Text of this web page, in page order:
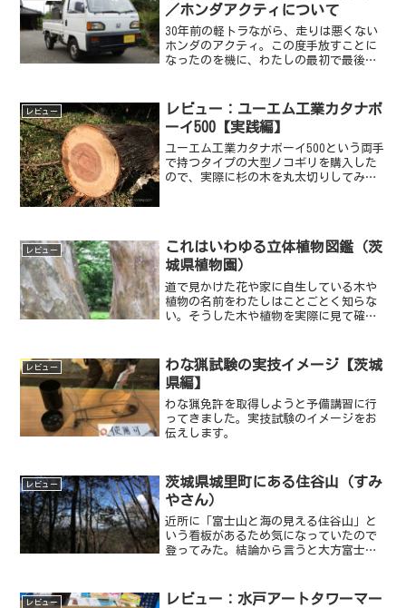
／ホンダアクティについて
30年前の軽トラながら、走りは悪くない
ホンダのアクティ。この度手放すことに
なったのを機に、わたしの最初で最後の
レビュー
レビュー：ユーエム工業カタナボ
ーイ500【実践編】
ユーエム工業カタナボーイ500という両手
で持つタイプの大型ノコギリを購入した
ので、実際に杉の木を丸太切りしてみ
レビュー
これはいわゆる立体植物図鑑（茨
城県植物園）
道で見かけた花や家に自生している木や
植物の名前をわたしはことごとく知らな
い。そうした木や植物を実際に見て確か
園内の熱帯植物園に入場できる。ちなみ
に中学生以下は無料！...
レビュー
わな猟試験の実技イメージ【茨城
県編】
わな猟免許を取得しようと予備講習に行
ってきました。実技試験のイメージをお
伝えします。
レビュー
茨城県城里町にある住谷山（すみ
やさん）
近所に「富士山と海の見える住谷山」と
いう看板があるため気になっていたので
登ってみた。結論から言うと大方富士山
レビュー
レビュー：水戸アートタワーマー